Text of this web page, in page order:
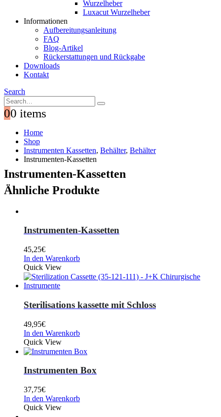
Wurzelheber
Luxacut Wurzelheber
Informationen
Aufbereitungsanleitung
FAQ
Blog-Artikel
Rückerstattungen und Rückgabe
Downloads
Kontakt
Search
00 items
Home
Shop
Instrumenten Kassetten, Behälter, Behälter
Instrumenten-Kassetten
Instrumenten-Kassetten
Ähnliche Produkte
Instrumenten-Kassetten
45,25€
In den Warenkorb
Quick View
Sterilisations kassette mit Schloss
49,95€
In den Warenkorb
Quick View
Instrumenten Box
37,75€
In den Warenkorb
Quick View